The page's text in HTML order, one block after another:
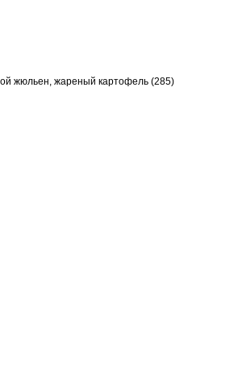
жюльен, жареный картофель (285)